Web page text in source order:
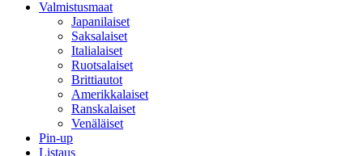
Valmistusmaat
Japanilaiset
Saksalaiset
Italialaiset
Ruotsalaiset
Brittiautot
Amerikkalaiset
Ranskalaiset
Venäläiset
Pin-up
Listaus